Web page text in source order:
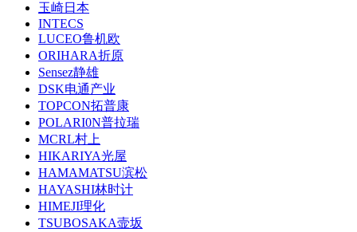
玉崎日本
INTECS
LUCEO鲁机欧
ORIHARA折原
Sensez静雄
DSK电通产业
TOPCON拓普康
POLARI0N普拉瑞
MCRL村上
HIKARIYA光屋
HAMAMATSU滨松
HAYASHI林时计
HIMEJI理化
TSUBOSAKA壸坂